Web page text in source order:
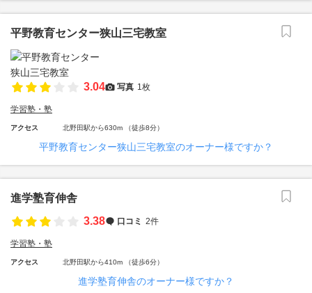
平野教育センター狭山三宅教室
3.04 写真 1枚
学習塾・塾
アクセス 北野田駅から630m （徒歩8分）
平野教育センター狭山三宅教室のオーナー様ですか？
進学塾育伸舎
3.38
口コミ 2件
学習塾・塾
アクセス 北野田駅から410m （徒歩6分）
進学塾育伸舎のオーナー様ですか？